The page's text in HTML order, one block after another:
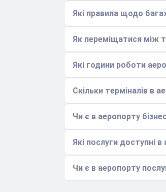
Які правила щодо
Як переміщатися між
Які години роботи
Скільки терміналів в
Чи є в аеропорту
Які послуги доступні
Чи є в аеропорту